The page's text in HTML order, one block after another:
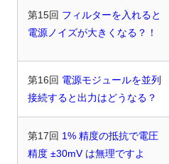
第15回 フィルターを入れると
電源ノイズが大きくなる？！
第16回 電源モジュールを並列
接続すると出力はどうなる？
第17回 1% 精度の抵抗で電圧
精度 ±30mV は無理ですよ